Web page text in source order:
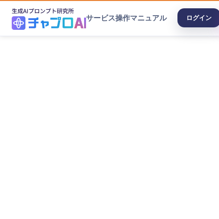
サービス操作マニュアル ログイン